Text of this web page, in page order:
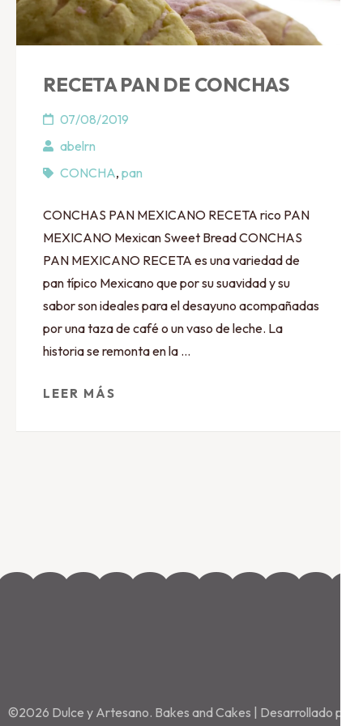
RECETA PAN DE CONCHAS
07/08/2019
abelrn
CONCHA, pan
CONCHAS PAN MEXICANO RECETA rico PAN
MEXICANO Mexican Sweet Bread CONCHAS
PAN MEXICANO RECETA es una variedad de
pan típico Mexicano que por su suavidad y su
sabor son ideales para el desayuno acompañadas
por una taza de café o un vaso de leche. La
historia se remonta en la …
LEER MÁS
©2026 Dulce y Artesano. Bakes and Cakes | Desarrollado por